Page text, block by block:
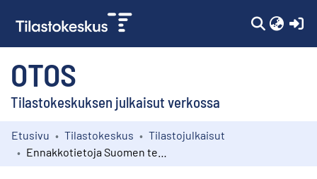
OTOS
Tilastokeskuksen julkaisut verkossa
Kokoelmat
Etusivu Tilastokeskus
Tilastojulkaisut